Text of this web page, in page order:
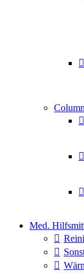
Med.